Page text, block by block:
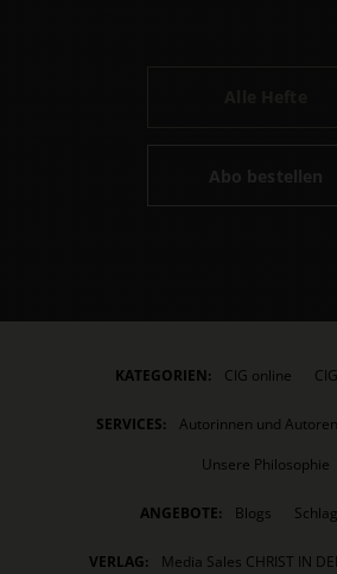
Abo bestellen
KATEGORIEN: CIG online
SERVICES: Autorinnen und Autoren
Unsere Philosophie
ANGEBOTE: Blogs
VERLAG:
Media Sales CHRIST IN